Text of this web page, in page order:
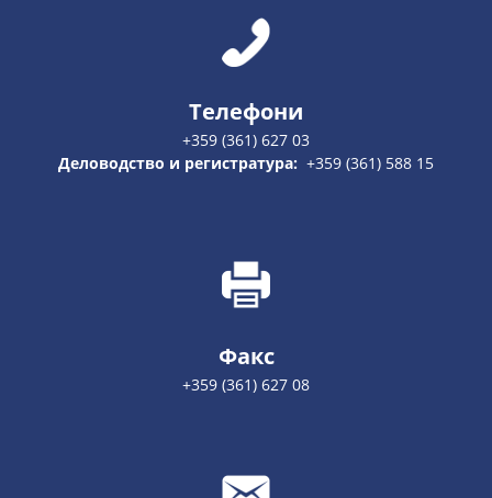
Телефони
+359 (361) 627 03
Деловодство и регистратура: +359 (361) 588 15
Факс
+359 (361) 627 08